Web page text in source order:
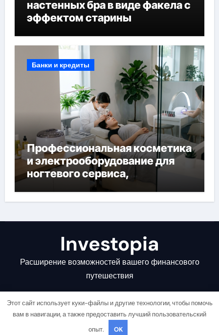
настенных бра в виде факела с
эффектом старины
Банки и кредиты
Профессиональная косметика
и электрооборудование для
ногтевого сервиса,
наращивания ресниц и
депиляции
Investopia
Расширение возможностей вашего финансового
путешествия
Copyright © All rights reserved |
Этот сайт использует куки-файлы и другие технологии, чтобы помочь
вам в навигации, а также предоставить лучший пользовательский
опыт.
OK